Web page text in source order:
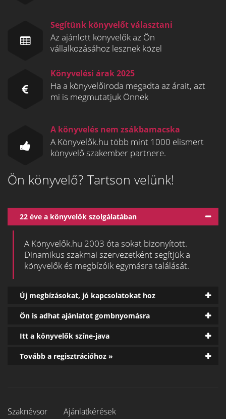
Segítünk könyvelőt választani
Az ajánlott könyvelők az Ön
vállalkozásához lesznek közel
Könyvelési árak 2025
Ha a könyvelőiroda megadta az árait, azt
mi is megmutatjuk Önnek
A könyvelés nem zsákbamacska
A Könyvelők.hu több mint 1000 elismert
könyvelő szakember partnere.
Ön könyvelő? Tartson velünk!
22 éve a könyvelők szolgálatában
A Könyvelők.hu 2003 óta sokat bizonyított.
Dinamikus szakmai szervezetként segítjük a
könyvelők és megbízóik egymásra találását.
Új megbízásokat, jó kapcsolatokat hoz
Ön is adhat ajánlatot gombnyomásra
Itt a könyvelők színe-java
Tovább a regisztrációhoz »
Szaknévsor
Ajánlatkérések